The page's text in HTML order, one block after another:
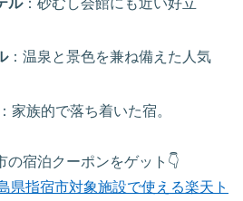
ル：砂むし会館にも近い好立
：温泉と景色を兼ね備えた人気
：家族的で落ち着いた宿。
の宿泊クーポンをゲット👇
県指宿市対象施設で使える楽天ト